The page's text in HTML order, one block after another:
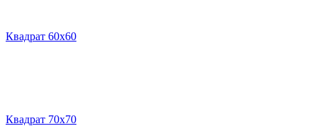
Квадрат 60х60
Квадрат 70х70